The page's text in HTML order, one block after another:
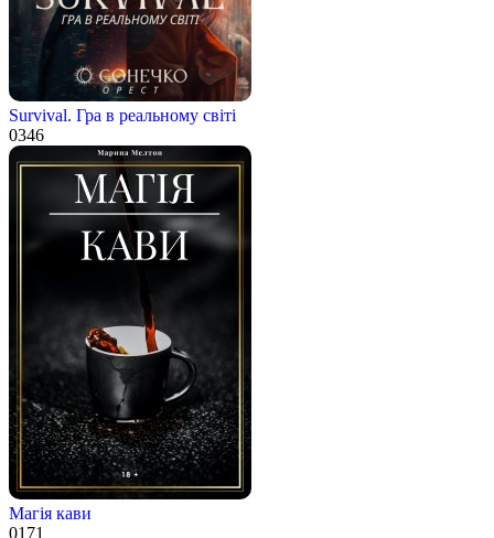
Survival. Гра в реальному світі
0346
Магія кави
0171